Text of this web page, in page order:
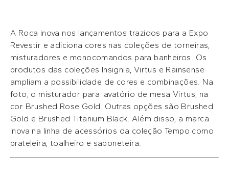
A Roca inova nos lançamentos trazidos para a Expo
Revestir e adiciona cores nas coleções de torneiras,
misturadores e monocomandos para banheiros. Os
produtos das coleções Insignia, Virtus e Rainsense
ampliam a possibilidade de cores e combinações. Na
foto, o misturador para lavatório de mesa Virtus, na
cor Brushed Rose Gold. Outras opções são Brushed
Gold e Brushed Titanium Black. Além disso, a marca
inova na linha de acessórios da coleção Tempo como
prateleira, toalheiro e saboneteira.